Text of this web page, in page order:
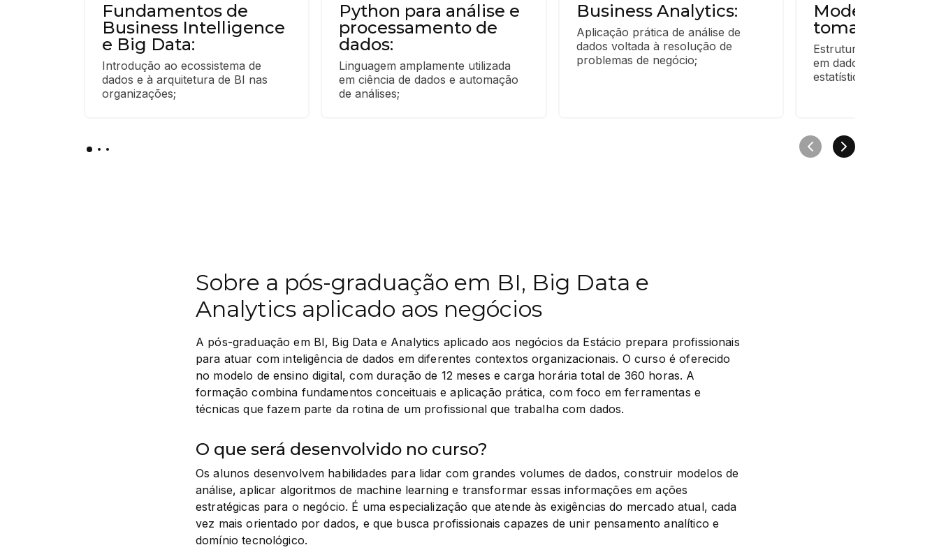
Fundamentos de
Business Intelligence
e Big Data:
Introdução ao ecossistema de
dados e à arquitetura de BI nas
organizações;
Python para análise e
processamento de
dados:
Linguagem amplamente utilizada
em ciência de dados e automação
de análises;
Business Analytics:
Aplicação prática de análise de
dados voltada à resolução de
problemas de negócio;
Modelos de
tomada de
Estruturação de
em dados com uso de
estatísticos e
Sobre a pós-graduação em BI, Big Data e
Analytics aplicado aos negócios
A pós-graduação em BI, Big Data e Analytics aplicado aos negócios da Estácio prepara profissionais
para atuar com inteligência de dados em diferentes contextos organizacionais. O curso é oferecido
no modelo de ensino digital, com duração de 12 meses e carga horária total de 360 horas. A
formação combina fundamentos conceituais e aplicação prática, com foco em ferramentas e
técnicas que fazem parte da rotina de um profissional que trabalha com dados.
O que será desenvolvido no curso?
Os alunos desenvolvem habilidades para lidar com grandes volumes de dados, construir modelos de
análise, aplicar algoritmos de machine learning e transformar essas informações em ações
estratégicas para o negócio. É uma especialização que atende às exigências do mercado atual, cada
vez mais orientado por dados, e que busca profissionais capazes de unir pensamento analítico e
domínio tecnológico.